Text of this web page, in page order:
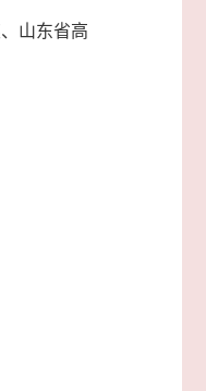
山东省高